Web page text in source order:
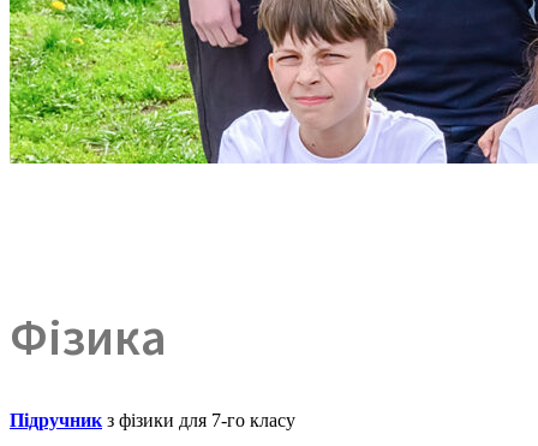
Фізика
Підручник з фізики для 7-го класу